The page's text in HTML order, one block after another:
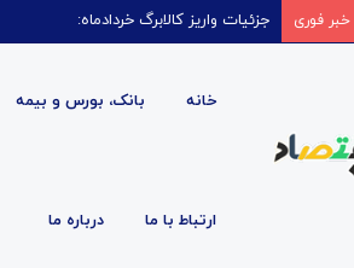
خبر فوری ناترازی ناعادلانه در مصرف برق بخش خانگی
خانه بانک، بورس و بیمه
ارتباط با ما درباره ما